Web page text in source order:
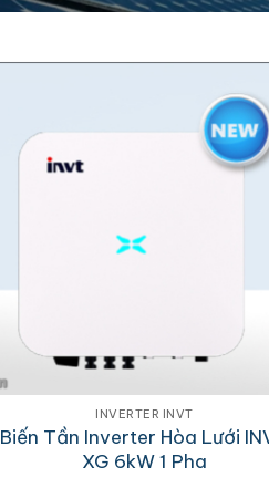
INVERTER INVT
Biến Tần Inverter Hòa Lưới
XG 6kW 1 Pha